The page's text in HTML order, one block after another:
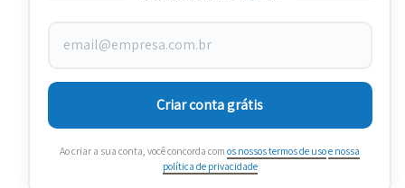
Criar conta grátis
Ao criar a sua conta, você concorda com os nossos termos de usoe nossa
política de privacidade